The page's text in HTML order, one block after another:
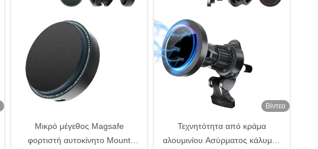
Μικρό μέγεθος Magsafe
φορτιστή αυτοκίνητο Mount
Βίντεο
Τεχνητότητα από κράμα
αλουμινίου Ασύρματος κάλυμμα